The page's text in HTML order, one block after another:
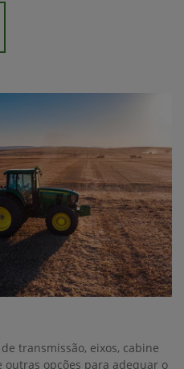
transmissão, eixos, cabine
opções para adequar o